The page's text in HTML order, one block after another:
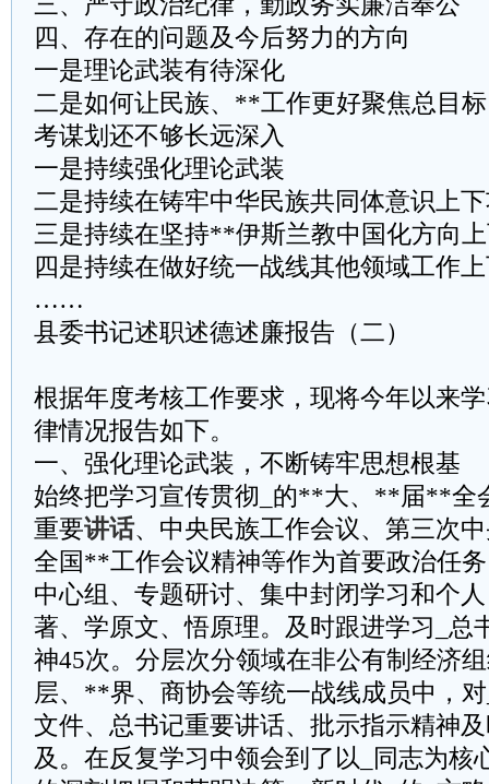
四、存在的问题及今后努力的方向
一是理论武装有待深化
二是如何让民族、**工作更好聚焦总目
考谋划还不够长远深入
一是持续强化理论武装
二是持续在铸牢中华民族共同体意识上
三是持续在坚持**伊斯兰教中国化方向
四是持续在做好统一战线其他领域工作
……
县委书记述职述德述廉报告（二）
根据年度考核工作要求，现将今年以来
律情况报告如下。
一、强化理论武装，不断铸牢思想根基
始终把学习宣传贯彻_的**大、**届**全
重要讲话、中央民族工作会议、第三次
全国**工作会议精神等作为首要政治任
中心组、专题研讨、集中封闭学习和个
著、学原文、悟原理。及时跟进学习_总
神45次。分层次分领域在非公有制经济
层、**界、商协会等统一战线成员中，
文件、总书记重要讲话、批示指示精神
及。在反复学习中领会到了以_同志为核